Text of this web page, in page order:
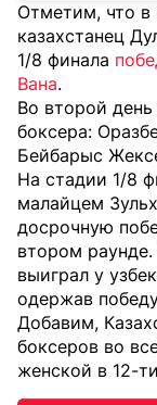
Отметим, что в
казахстанец
1/8 финала
Вана.
Во второй день
боксера:
Бейбарыс
На стадии 1/8
малайцем
досрочную
втором
выиграл у
одержав
Добавим,
боксеров во
женской в 12-